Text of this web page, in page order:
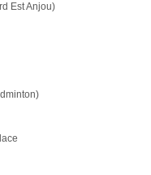
Est Anjou)